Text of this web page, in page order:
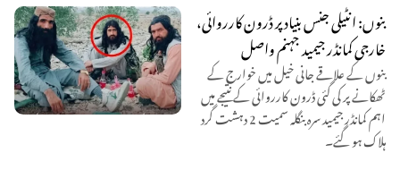
بنوں: انٹیلی جنس بنیاد پر ڈرون کارروائی،
خارجی کمانڈر جیمید جہنم واصل
بنوں کے علاقے جانی خیل میں خوارج کے
ٹھکانے پر کی گئی ڈرون کارروائی کے نتیجے میں
اہم کمانڈر جیمید سرہ بنگلہ سمیت 2 دہشت گرد
ہلاک ہو گئے۔